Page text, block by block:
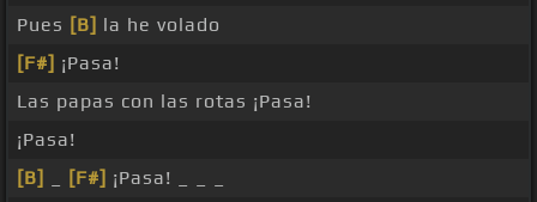
Pues [B] la he volado
[F#] ¡Pasa!
Las papas con las rotas ¡Pasa!
¡Pasa!
[B]
[F#] ¡Pasa! _ _ _